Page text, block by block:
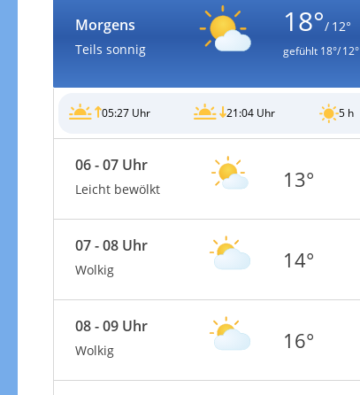
Morgens
Teils sonnig
18°/ 12°
gefühlt18°/ 12°
05:27 Uhr 21:04 Uhr 5 h
06 - 07 Uhr
Leicht bewölkt 13°
07 - 08 Uhr
Wolkig 14°
08 - 09 Uhr
Wolkig 16°